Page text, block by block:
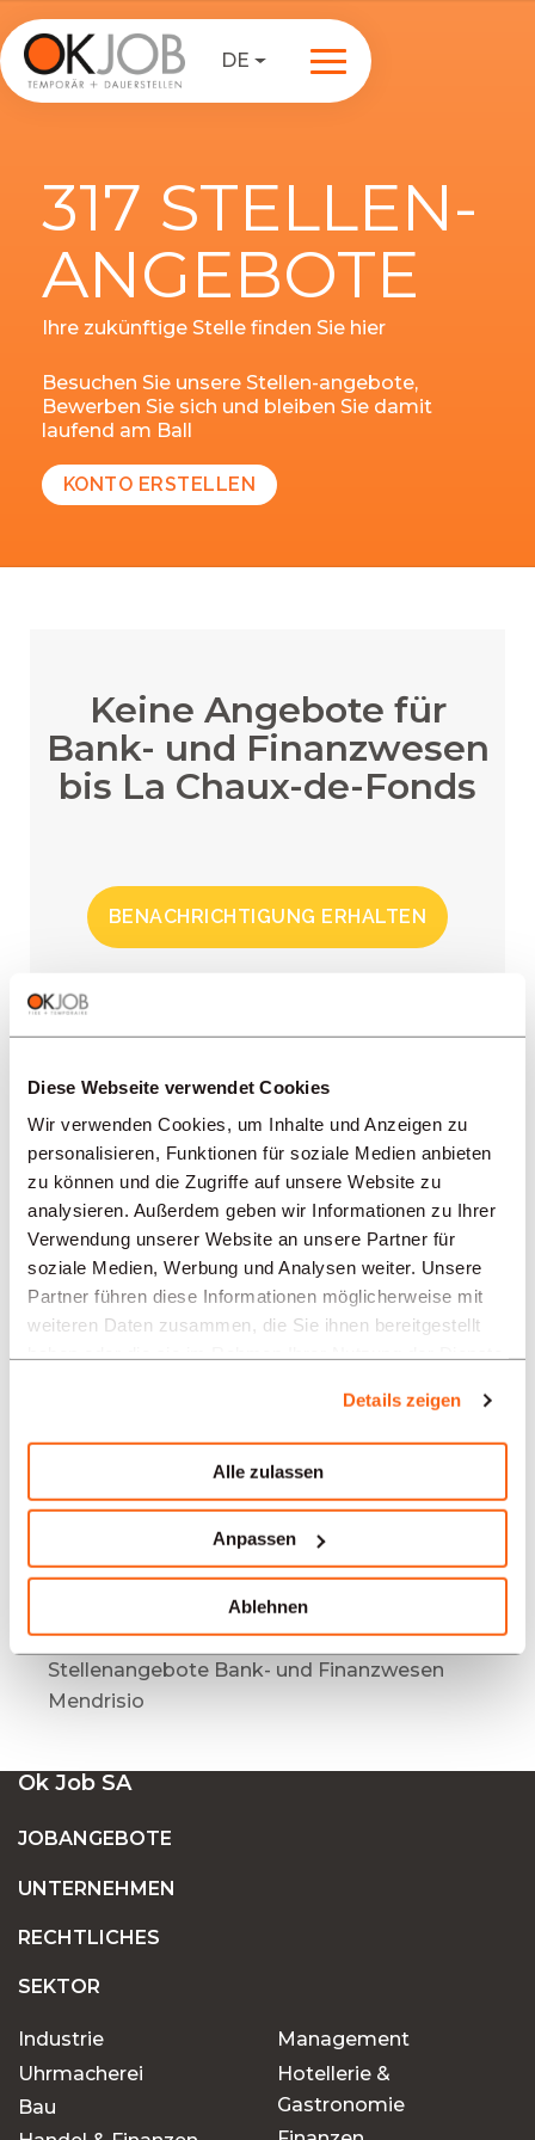
Diese Webseite verwendet Cookies
Wir verwenden Cookies, um Inhalte und Anzeigen zu
personalisieren, Funktionen für soziale Medien anbieten
zu können und die Zugriffe auf unsere Website zu
analysieren. Außerdem geben wir Informationen zu Ihrer
Verwendung unserer Website an unsere Partner für
soziale Medien, Werbung und Analysen weiter. Unsere
Partner führen diese Informationen möglicherweise mit
weiteren Daten zusammen, die Sie ihnen bereitgestellt
Details zeigen
Alle zulassen
Anpassen
Ablehnen
DE
317 STELLEN-
ANGEBOTE
Ihre zukünftige Stelle finden Sie hier
Besuchen Sie unsere Stellen-angebote,
Bewerben Sie sich und bleiben Sie damit
laufend am Ball
KONTO ERSTELLEN
Keine Angebote für
Bank- und Finanzwesen
bis La Chaux-de-Fonds
BENACHRICHTIGUNG ERHALTEN
REGIONEN
BRANCHEN
PROFESSION
TYPE
SPRACHE
Angebote in anderen Regionen:
Stellenangebote Bank- und Finanzwesen
Basel
Stellenangebote Bank- und Finanzwesen
Mendrisio
Ok Job SA
JOBANGEBOTE
UNTERNEHMEN
RECHTLICHES
SEKTOR
Industrie
Uhrmacherei
Bau
Management
Hotellerie &
Gastronomie